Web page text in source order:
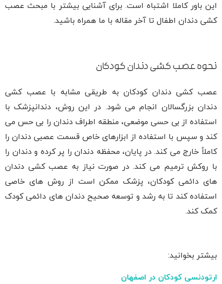
این باور کاملا اشتباه است. برای آشنایی بیشتر با مبحث عصب
کشی دندان اطفال تا آخر مقاله با ما همراه باشید.
نحوه عصب کشی دندان کودکان
عصب کشی دندان کودکان به طریقی مشابه با عصب کشی
دندان بزرگسالان انجام می شود. در این روش، دندانپزشک با
استفاده از بی حسی موضعی، منطقه اطراف دندان را بی حس می
کند و سپس با استفاده از ابزارهای خاص قسمت عصبی دندان را
کاملاً خارج می کند. در پایان، محفظه دندان را پر کرده و دندان را
با روکش ترمیم می کند. در صورت نیاز به عصب کشی دندان
های دائمی کودکان، پزشک ممکن است از روش های خاصی
استفاده کند تا به رشد و توسعه صحیح دندان های دائمی کودک
کمک کند.
بیشتر بخوانید:
ارتودنسی کودکان در اصفهان